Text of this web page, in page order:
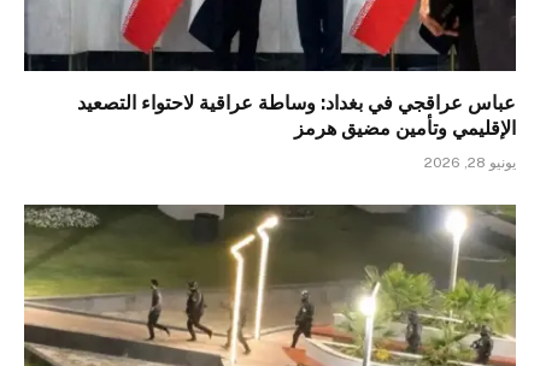
عباس عراقجي في بغداد: وساطة عراقية لاحتواء التصعيد
الإقليمي وتأمين مضيق هرمز
يونيو 28, 2026